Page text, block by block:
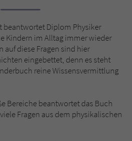
Diplom Physiker
Kindern im Alltag immer wieder
auf diese Fragen sind hier
eingebettet, denn es steht
reine Wissensvermittlung
Bereiche beantwortet das Buch
Fragen aus dem physikalischen
Couch Medien GmbH & Co. KG
gewährleistet die